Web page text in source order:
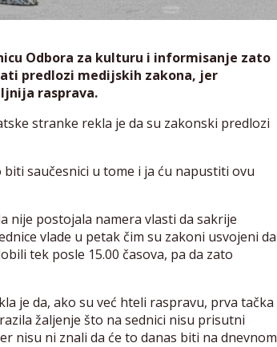
Odbora za kulturu i informisanje zato
predlozi medijskih zakona, jer
rasprava.
stranke rekla je da su zakonski predlozi
saučesnici u tome i ja ću napustiti ovu
nije postojala namera vlasti da sakrije
vlade u petak čim su zakoni usvojeni da
tek posle 15.00 časova, pa da zato
je da, ako su već hteli raspravu, prva tačka
žaljenje što na sednici nisu prisutni
nisu ni znali da će to danas biti na dnevnom